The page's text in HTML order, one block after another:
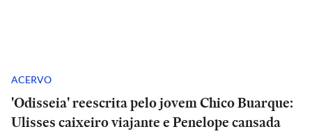
ACERVO
'Odisseia' reescrita pelo jovem Chico Buarque:
Ulisses caixeiro viajante e Penelope cansada